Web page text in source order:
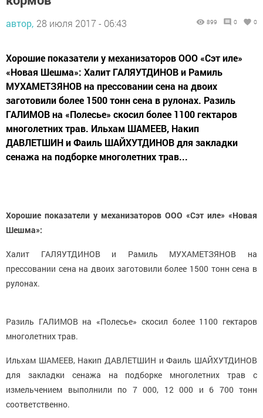
автор, 28 июля 2017 - 06:43 899 0 0
Хорошие показатели у механизаторов ООО «Сэт иле»
«Новая Шешма»: Халит ГАЛЯУТДИНОВ и Рамиль
МУХАМЕТЗЯНОВ на прессовании сена на двоих
заготовили более 1500 тонн сена в рулонах. Разиль
ГАЛИМОВ на «Полесье» скосил более 1100 гектаров
многолетних трав. Ильхам ШАМЕЕВ, Накип
ДАВЛЕТШИН и Фаиль ШАЙХУТДИНОВ для закладки
сенажа на подборке многолетних трав...
Хорошие показатели у механизаторов ООО «Сэт иле» «Новая
Шешма»:
Халит ГАЛЯУТДИНОВ и Рамиль МУХАМЕТЗЯНОВ на
прессовании сена на двоих заготовили более 1500 тонн сена в
рулонах.
Разиль ГАЛИМОВ на «Полесье» скосил более 1100 гектаров
многолетних трав.
Ильхам ШАМЕЕВ, Накип ДАВЛЕТШИН и Фаиль ШАЙХУТДИНОВ
для закладки сенажа на подборке многолетних трав с
измельчением выполнили по 7 000, 12 000 и 6 700 тонн
соответственно.